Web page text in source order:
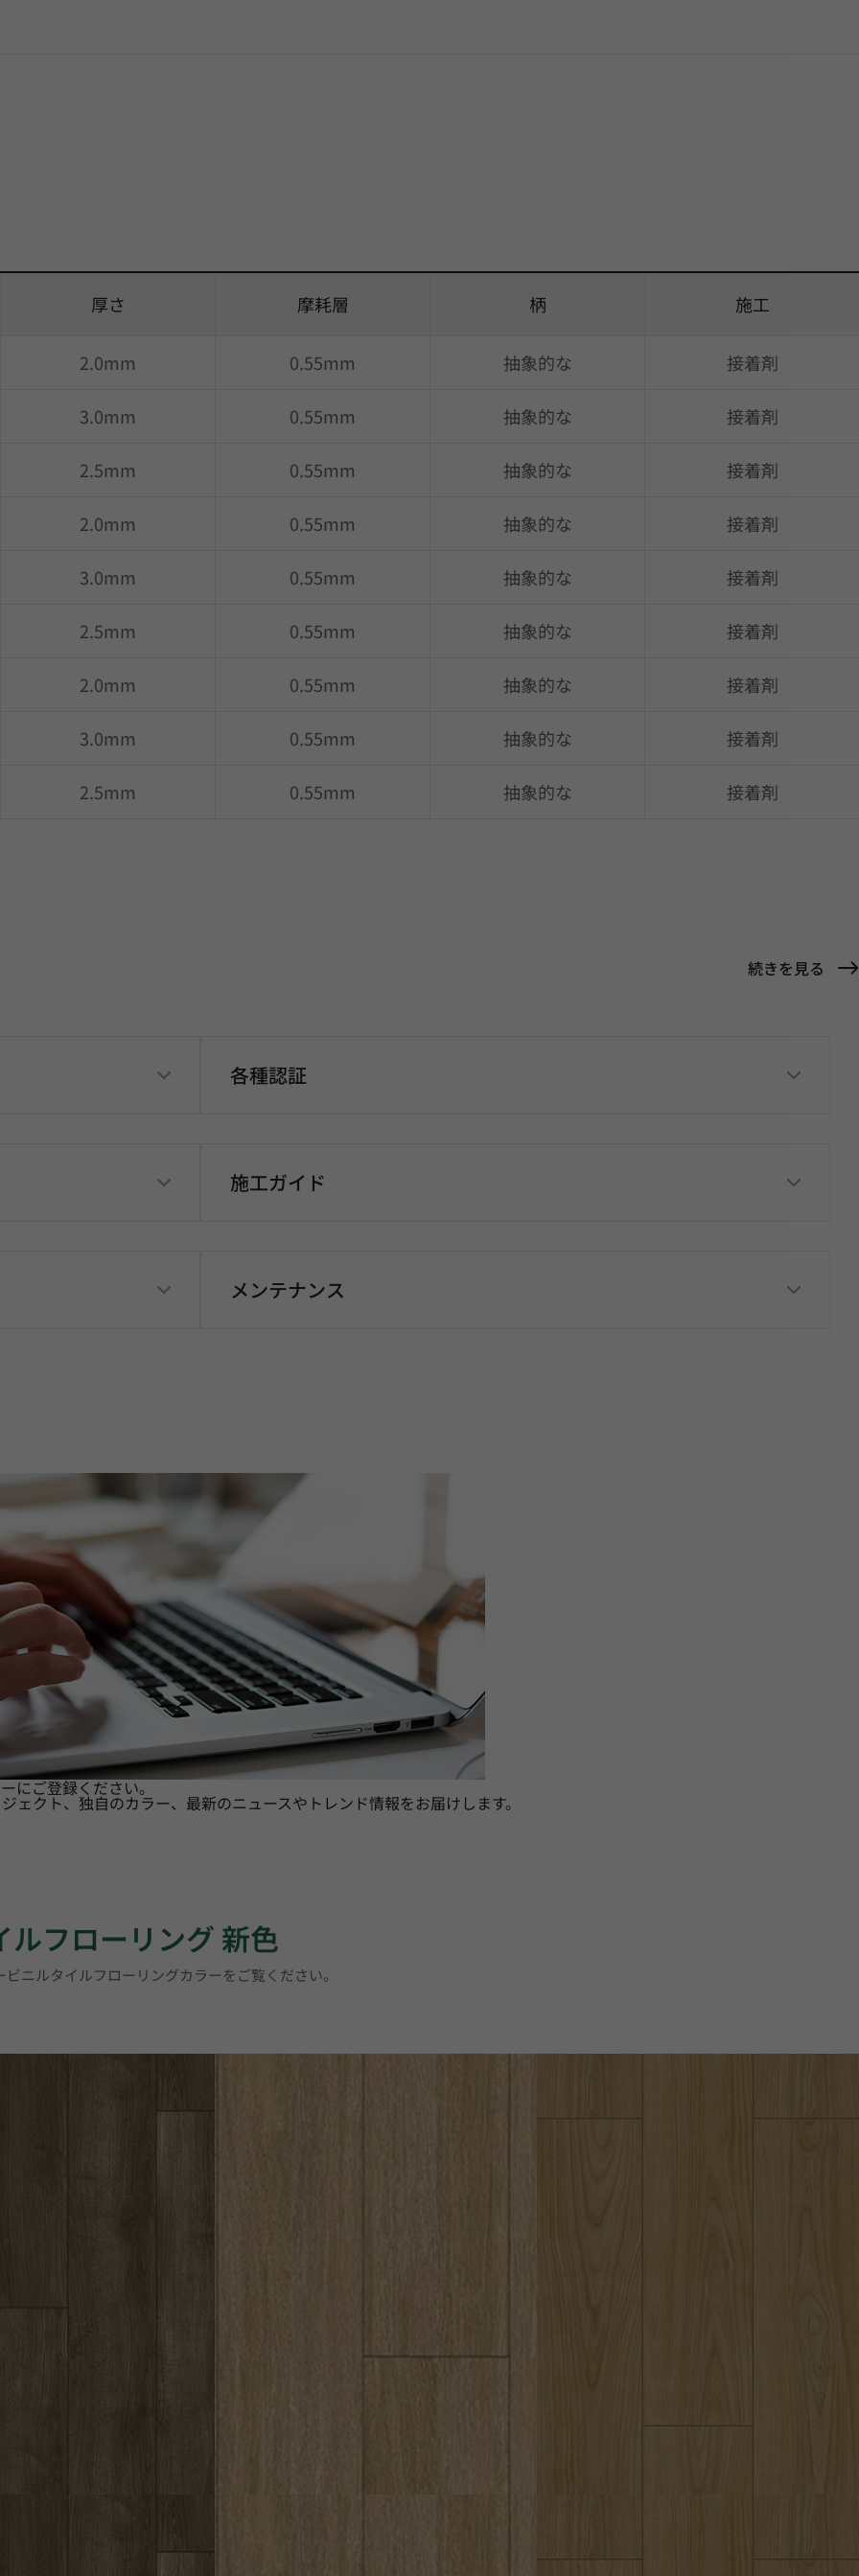
厚さ 摩耗層 柄 施工
2.0mm 0.55mm 抽象的な 接着剤
3.0mm 0.55mm 抽象的な 接着剤
2.5mm 0.55mm 抽象的な 接着剤
2.0mm 0.55mm 抽象的な 接着剤
3.0mm 0.55mm 抽象的な 接着剤
2.5mm 0.55mm 抽象的な 接着剤
2.0mm 0.55mm 抽象的な 接着剤
3.0mm 0.55mm 抽象的な 接着剤
2.5mm 0.55mm 抽象的な 接着剤
続きを見る
各種認証
施工ガイド
メンテナンス
にご登録ください。
ェクト、独自のカラー、最新のニュースやトレンド情報をお届けします。
ルフローリング 新色
ニルタイルフローリングカラーをご覧ください。